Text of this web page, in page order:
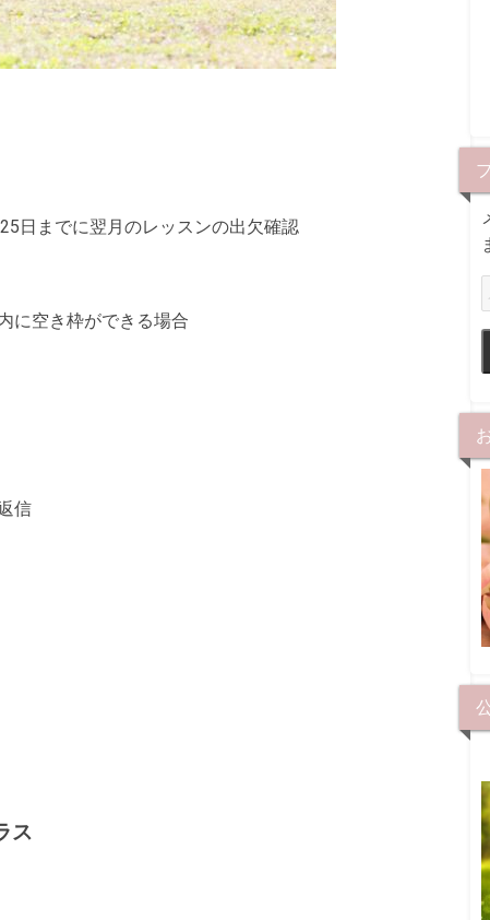
日までに翌月のレッスンの出欠確認
に空き枠ができる場合
信
ス